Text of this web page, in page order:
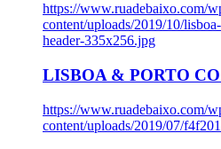
https://www.ruadebaixo.com/
content/uploads/2019/10/
header-335x256.jpg
LISBOA & PORTO
https://www.ruadebaixo.com/
content/uploads/2019/07/